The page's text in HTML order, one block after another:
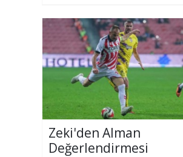
Zeki'den Alman
Değerlendirmesi